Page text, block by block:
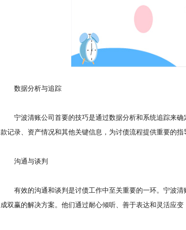
数据分析与追踪
宁波清账公司首要的技巧是通过数据分析和系统追踪来确
款记录、资产情况和其他关键信息，为讨债流程提供重要的指
沟通与谈判
有效的沟通和谈判是讨债工作中至关重要的一环。宁波清
成双赢的解决方案。他们通过耐心倾听、善于表达和灵活应